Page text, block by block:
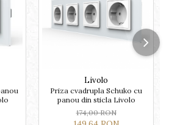
Livolo
Priza cvadrupla Schuko cu
panou din sticla Livolo
174,00 RON